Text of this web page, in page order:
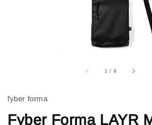
1 / 9
fyber forma
Fyber Forma LAYR